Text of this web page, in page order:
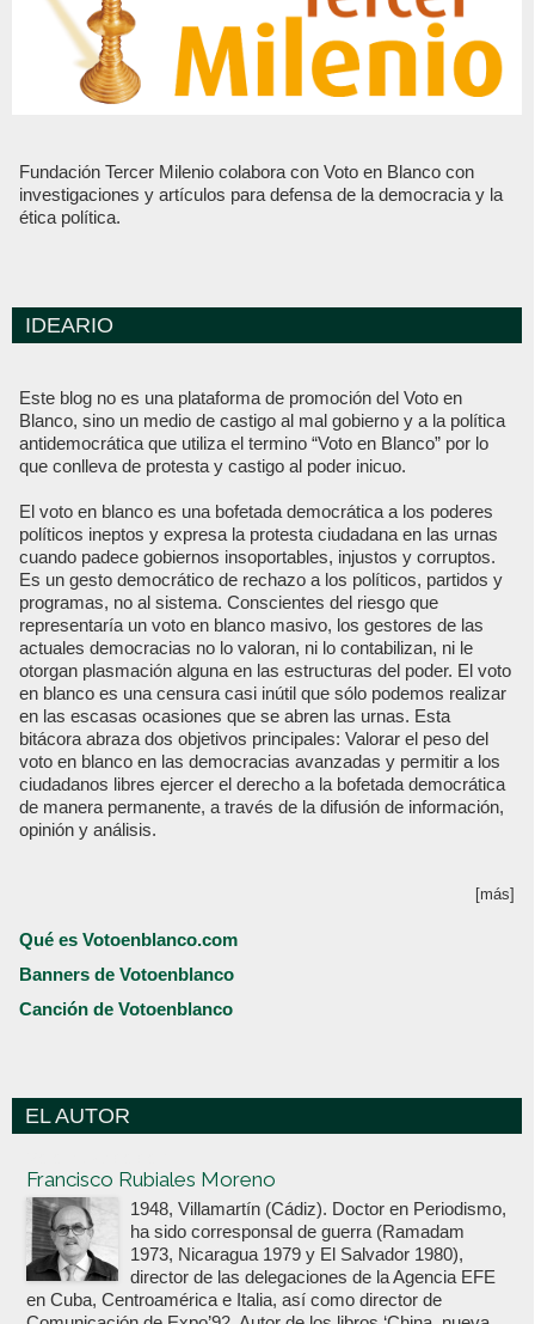
Fundación Tercer Milenio colabora con Voto en Blanco con
investigaciones y artículos para defensa de la democracia y la
ética política.
IDEARIO
Este blog no es una plataforma de promoción del Voto en
Blanco, sino un medio de castigo al mal gobierno y a la política
antidemocrática que utiliza el termino “Voto en Blanco” por lo
que conlleva de protesta y castigo al poder inicuo.
El voto en blanco es una bofetada democrática a los poderes
políticos ineptos y expresa la protesta ciudadana en las urnas
cuando padece gobiernos insoportables, injustos y corruptos.
Es un gesto democrático de rechazo a los políticos, partidos y
programas, no al sistema. Conscientes del riesgo que
representaría un voto en blanco masivo, los gestores de las
actuales democracias no lo valoran, ni lo contabilizan, ni le
otorgan plasmación alguna en las estructuras del poder. El voto
en blanco es una censura casi inútil que sólo podemos realizar
en las escasas ocasiones que se abren las urnas. Esta
bitácora abraza dos objetivos principales: Valorar el peso del
voto en blanco en las democracias avanzadas y permitir a los
ciudadanos libres ejercer el derecho a la bofetada democrática
de manera permanente, a través de la difusión de información,
opinión y análisis.
[más]
Qué es Votoenblanco.com
Banners de Votoenblanco
Canción de Votoenblanco
EL AUTOR
Francisco Rubiales Moreno
1948, Villamartín (Cádiz). Doctor en Periodismo,
ha sido corresponsal de guerra (Ramadam
1973, Nicaragua 1979 y El Salvador 1980),
director de las delegaciones de la Agencia EFE
en Cuba, Centroamérica e Italia, así como director de